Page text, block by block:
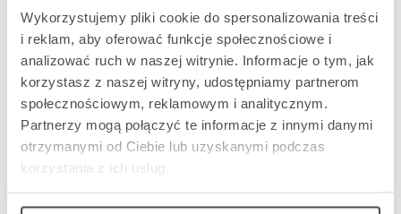
Wykorzystujemy pliki cookie do spersonalizowania treści
i reklam, aby oferować funkcje społecznościowe i
analizować ruch w naszej witrynie. Informacje o tym, jak
korzystasz z naszej witryny, udostępniamy partnerom
społecznościowym, reklamowym i analitycznym.
Partnerzy mogą połączyć te informacje z innymi danymi
otrzymanymi od Ciebie lub uzyskanymi podczas
korzystania z ich usług.
COBALT R8 SURF FULL
BLACK – GOTOWY
DO ODBIORU – CENA
SPECJALNA!
12 os. 8.48 m
339 000 USD netto